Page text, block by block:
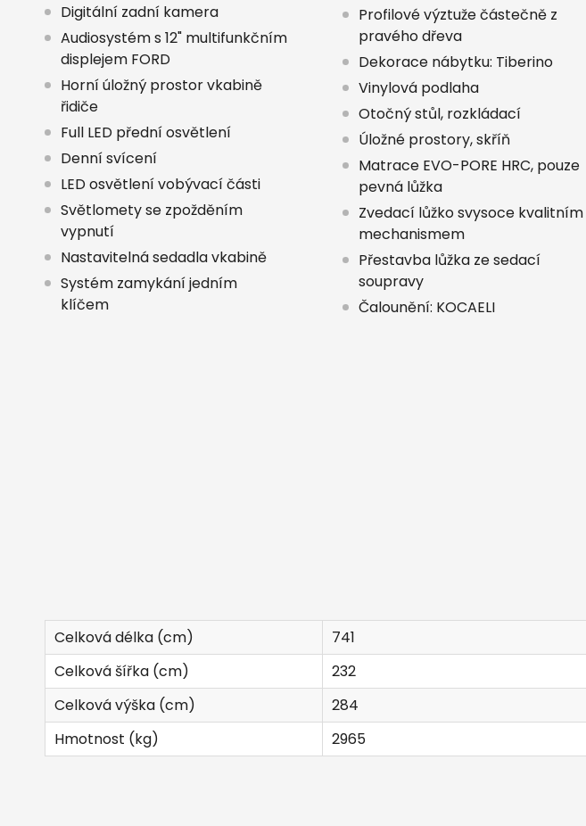
Digitální zadní kamera
Audiosystém s 12" multifunkčním
displejem FORD
Horní úložný prostor vkabině
řidiče
Full LED přední osvětlení
Denní svícení
LED osvětlení vobývací části
Světlomety se zpožděním
vypnutí
Nastavitelná sedadla vkabině
Systém zamykání jedním
klíčem
Profilové výztuže částečně z
pravého dřeva
Dekorace nábytku: Tiberino
Vinylová podlaha
Otočný stůl, rozkládací
Úložné prostory, skříň
Matrace EVO-PORE HRC, pouze
pevná lůžka
Zvedací lůžko svysoce kvalitním
mechanismem
Přestavba lůžka ze sedací
soupravy
Čalounění: KOCAELI
Celková délka (cm) 741
Celková šířka (cm)
232
Celková výška (cm)
284
Hmotnost (kg)
2965